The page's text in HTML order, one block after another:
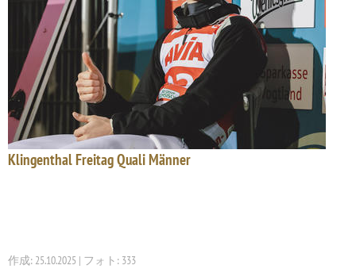
Klingenthal Freitag Quali Männer
作成: 25.10.2025 | フォト: 333